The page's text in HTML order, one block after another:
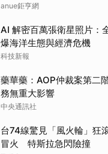
anue鉅亨網
AI 解密百萬張衛星照片：
爆海洋生態與經濟危機
科技新報
藥華藥：AOP仲裁案第
務無重大影響
中央通訊社
台74線驚見「風火輪」狂
冒火 特斯拉急閃險撞